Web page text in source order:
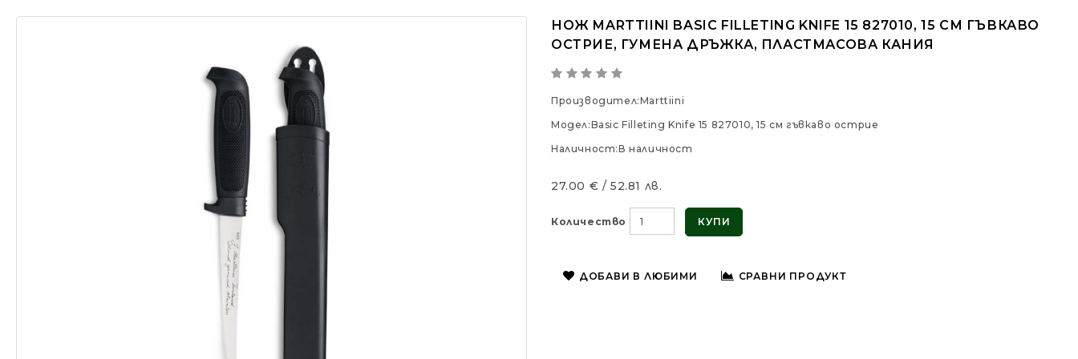
НОЖ MARTTIINI BASIC FILLETING KNIFE 15 827010, 15 СМ ГЪВКАВО
ОСТРИЕ, ГУМЕНА ДРЪЖКА, ПЛАСТМАСОВА КАНИЯ
Производител:Marttiini
Модел:Basic Filleting Knife 15 827010, 15 см гъвкаво острие
Наличност:В наличност
27.00 € / 52.81 лв.
Количество КУПИ
ДОБАВИ В ЛЮБИМИ СРАВНИ ПРОДУКТ